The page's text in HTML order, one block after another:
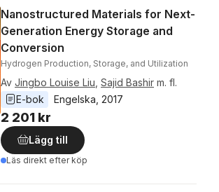
Nanostructured Materials for Next-
Generation Energy Storage and
Conversion
Hydrogen Production, Storage, and Utilization
Av Jingbo Louise Liu Sajid Bashir m. fl.
E-bok
Engelska 2017
2 201 kr
Lägg till
Läs direkt efter köp